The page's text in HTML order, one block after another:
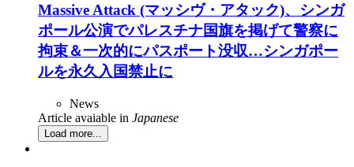
Massive Attack (マッシヴ・アタック)、シンガ
ポール公演でパレスチナ国旗を掲げて警察に
拘束＆一次的にパスポート没収…シンガポー
ルを永久入国禁止に
News
Article avaiable in Japanese
Load more...